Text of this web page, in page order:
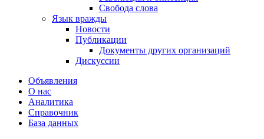
Свобода слова
Язык вражды
Новости
Публикации
Документы других организаций
Дискуссии
Объявления
О нас
Аналитика
Справочник
База данных